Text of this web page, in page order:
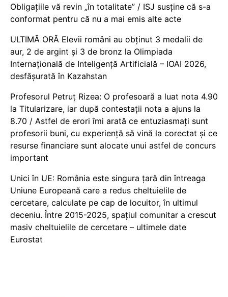
Obligațiile vă revin „în totalitate” / ISJ susține că s-a
conformat pentru că nu a mai emis alte acte
ULTIMĂ ORĂ Elevii români au obținut 3 medalii de
aur, 2 de argint și 3 de bronz la Olimpiada
Internațională de Inteligență Artificială – IOAI 2026,
desfășurată în Kazahstan
Profesorul Petruț Rizea: O profesoară a luat nota 4.90
la Titularizare, iar după contestații nota a ajuns la
8.70 / Astfel de erori îmi arată ce entuziasmați sunt
profesorii buni, cu experiență să vină la corectat și ce
resurse financiare sunt alocate unui astfel de concurs
important
Unici în UE: România este singura țară din întreaga
Uniune Europeană care a redus cheltuielile de
cercetare, calculate pe cap de locuitor, în ultimul
deceniu. Între 2015-2025, spațiul comunitar a crescut
masiv cheltuielile de cercetare – ultimele date
Eurostat